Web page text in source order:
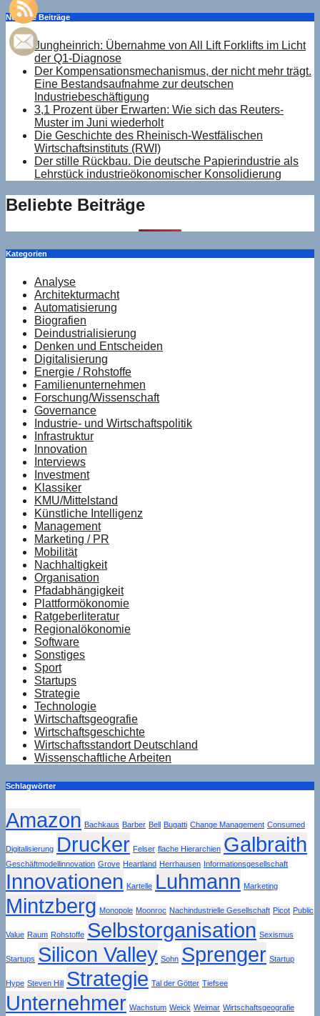
Neueste Beiträge
Jungheinrich: Übernahme von All Lift Forklifts im Licht
der Q1-Diagnose
Der Kompensationsmechanismus, der nicht mehr trägt.
Eine Bestandsaufnahme zur deutschen
Industriebeschäftigung
3,1 Prozent über Erwarten: Wie sich das Reuters-
Muster im Juni wiederholt
Die Geschichte des Rheinisch-Westfälischen
Wirtschaftsinstituts (RWI)
Der stille Rückbau. Die deutsche Papierindustrie als
Lehrstück industrieökonomischer Konsolidierung
Beliebte Beiträge
Kategorien
Analyse
Architekturmacht
Automatisierung
Biografien
Deindustrialisierung
Denken und Entscheiden
Digitalisierung
Energie / Rohstoffe
Familienunternehmen
Forschung/Wissenschaft
Governance
Industrie- und Wirtschaftspolitik
Infrastruktur
Innovation
Interviews
Investment
Klassiker
KMU/Mittelstand
Künstliche Intelligenz
Management
Marketing / PR
Mobilität
Nachhaltigkeit
Organisation
Pfadabhängigkeit
Plattformökonomie
Ratgeberliteratur
Regionalökonomie
Software
Sonstiges
Sport
Startups
Strategie
Technologie
Wirtschaftsgeografie
Wirtschaftsgeschichte
Wirtschaftsstandort Deutschland
Wissenschaftliche Arbeiten
Schlagwörter
Amazon Bachkaus Barber Bell Bugatti Change Management Consumed
Digitalisierung Drucker Felser flache Hierarchien Galbraith
Geschäftmodellinnovation Grove Heartland Herrhausen Informationsgesellschaft
Innovationen Kartelle Luhmann Marketing
Mintzberg Monopole Moonroc Nachindustrielle Gesellschaft Picot Public
Value Raum Rohstoffe Selbstorganisation Sexismus
Startups Silicon Valley Sohn Sprenger Startup
Hype Steven Hill Strategie Tal der Götter Tiefsee
Unternehmer Wachstum Weick Weimar Wirtschaftsgeografie